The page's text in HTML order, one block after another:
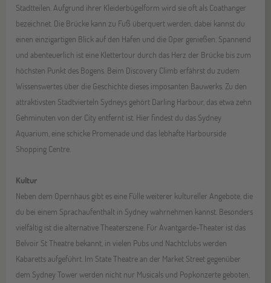
Stadtteilen. Aufgrund ihrer Kleiderbügelform wird sie oft als Coathanger
bezeichnet. Die Brücke kann zu Fuß überquert werden, dabei kannst du
einen einzigartigen Blick auf den Hafen und die Oper genießen. Spannend
und abenteuerlich ist eine Klettertour durch das Herz der Brücke bis zum
höchsten Punkt des Bogens. Beim Discovery Climb erfährst du zudem
Wissenswertes über die Geschichte dieses imposanten Bauwerks. Zu den
attraktivsten Stadtvierteln Sydneys gehört Darling Harbour, das etwa zehn
Gehminuten von der City entfernt ist. Hier findest du das Sydney
Aquarium, eine schicke Promenade und das lebhafte Harbourside
Shopping Centre.
Kultur
Neben dem Opernhaus gibt es eine Fülle weiterer kultureller Angebote, die
du bei einem Sprachaufenthalt in Sydney wahrnehmen kannst. Besonders
vielfältig ist die alternative Theaterszene. Für Avantgarde-Theater ist das
Belvoir St Theatre bekannt, in vielen Pubs und Nachtclubs werden
Kabaretts aufgeführt. Im State Theatre an der Market Street gegenüber
dem Sydney Tower werden nicht nur Musicals und Popkonzerte geboten,